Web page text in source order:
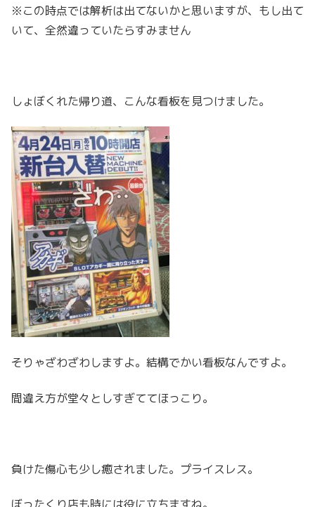
※この時点では解析は出てないかと思いますが、もし出て
いて、全然違っていたらすみません
しょぼくれた帰り道、こんな看板を見つけました。
そりゃざわざわしますよ。結構でかい看板なんですよ。
間違え方が堂々としすぎててほっこり。
負けた傷心も少し癒されました。プライスレス。